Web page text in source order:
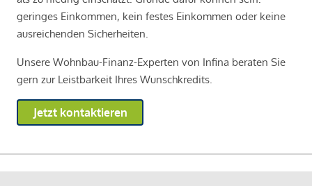
geringes Einkommen, kein festes Einkommen oder keine
ausreichenden Sicherheiten.
Unsere Wohnbau-Finanz-Experten von Infina beraten Sie
gern zur Leistbarkeit Ihres Wunschkredits.
Jetzt kontaktieren